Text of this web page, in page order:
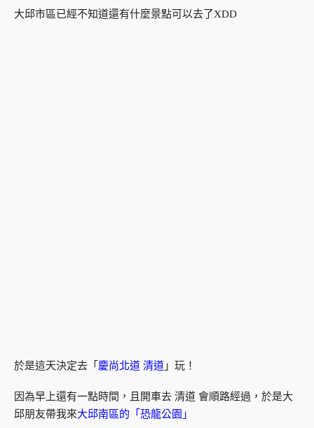
大邱市區已經不知道還有什麼景點可以去了XDD
於是這天決定去「 慶尚北道 清道 」玩！
因為早上還有一點時間，且開車去 清道 會順路經過，於是大
邱朋友帶我來大邱南區的「恐龍公園」